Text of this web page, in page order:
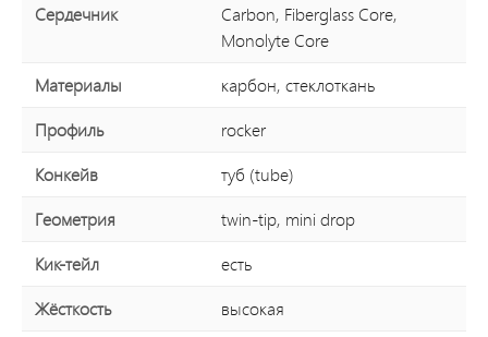
Сердечник
Carbon, Fiberglass Core,
Monolyte Core
Материалы
карбон, стеклоткань
Профиль
rocker
Конкейв
туб (tube)
Геометрия
twin-tip, mini drop
Кик-тейл
есть
Жёсткость
высокая